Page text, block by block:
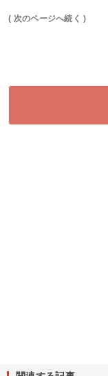
( 次のページへ続く )